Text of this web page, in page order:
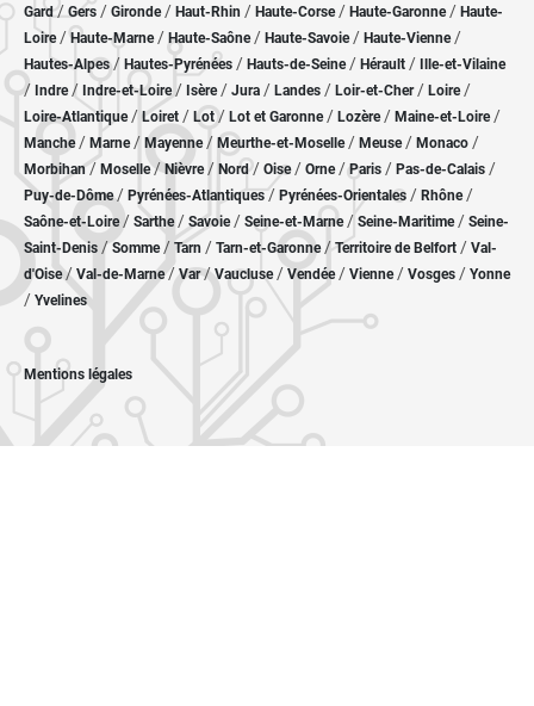
Gard/Gers / Gironde/ Haut-Rhin / Haute-Corse/ Haute-Garonne/ Haute-
Loire/Haute-Marne/ Haute-Saône/ Haute-Savoie/ Haute-Vienne/
Hautes-Alpes/ Hautes-Pyrénées / Hauts-de-Seine/ Hérault / Ille-et-Vilaine
/ Indre/ Indre-et-Loire/ Isère/ Jura / Landes / Loir-et-Cher/ Loire/
Loire-Atlantique/ Loiret / Lot/ Lot et Garonne/ Lozère / Maine-et-Loire/
Manche/ Marne/ Mayenne/ Meurthe-et-Moselle/ Meuse/ Monaco /
Morbihan/ Moselle/ Nièvre / Nord/ Oise / Orne/Paris / Pas-de-Calais /
Puy-de-Dôme/ Pyrénées-Atlantiques / Pyrénées-Orientales / Rhône/
Saône-et-Loire/ Sarthe/ Savoie/ Seine-et-Marne/ Seine-Maritime/ Seine-
Saint-Denis /Somme/ Tarn / Tarn-et-Garonne/Territoire de Belfort / Val-
d'Oise/ Val-de-Marne/Var/Vaucluse/ Vendée/ Vienne/ Vosges / Yonne
/ Yvelines
Mentions légales